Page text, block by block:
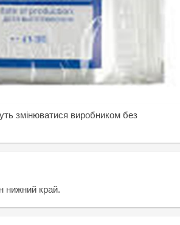
змінюватися виробником без
нижний край.